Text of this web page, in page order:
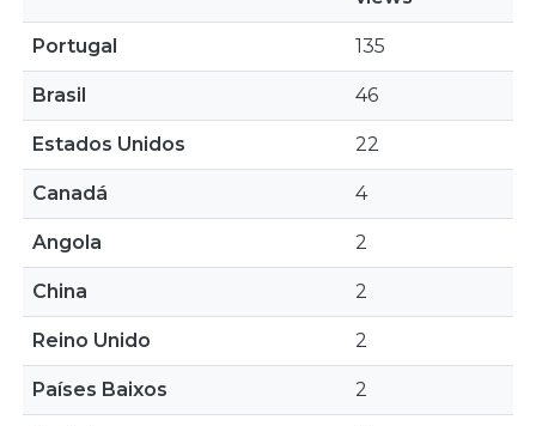
Portugal 135
Brasil 46
Estados Unidos 22
Canadá 4
Angola 2
China 2
Reino Unido 2
Países Baixos 2